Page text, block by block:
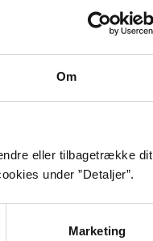
Om
eller tilbagetrække dit
under ”Detaljer”.
Marketing